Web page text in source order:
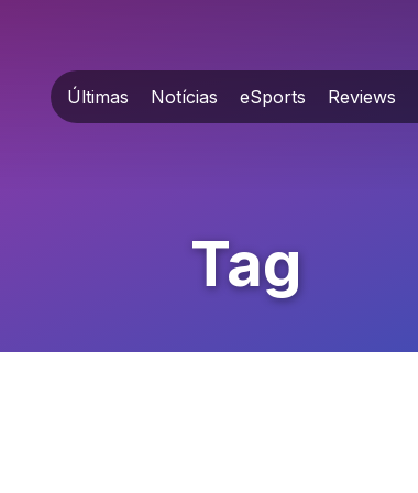
Últimas Notícias eSports Reviews
Tag